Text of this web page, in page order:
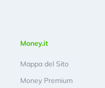
Money.it
Mappa del Sito
Money Premium